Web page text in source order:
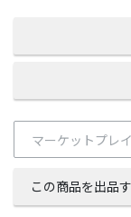
マーケットプレ
この商品を出品